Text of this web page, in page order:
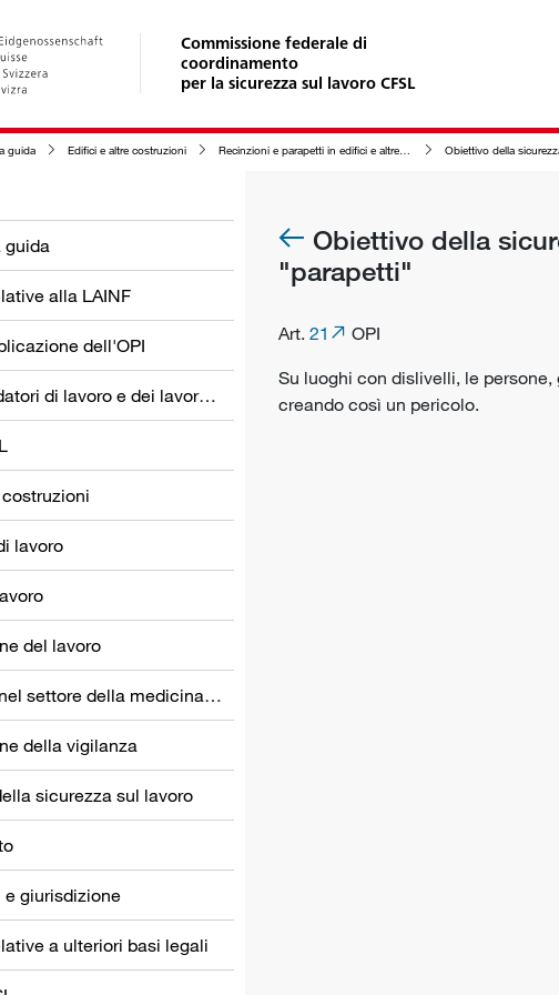
Commissione federale di
coordinamento
per la sicurezza sul lavoro CFSL
guida Edifici e altre costruzioni Recinzioni e parapetti in edifici e altre costruzioni nonché nelle zone circostanti Obiettivo della sicurezza per
guida
alla LAINF
dell'OPI
Obblighi dei datori di lavoro e dei lavoratori
lavoro
del lavoro
Prevenzione nel settore della medicina del lavoro
della vigilanza
sicurezza sul lavoro
giurisdizione
a ulteriori basi legali
Obiettivo della
"parapetti"
Art. 21
OPI
Su luoghi con dislivelli, le
creando così un pericolo.